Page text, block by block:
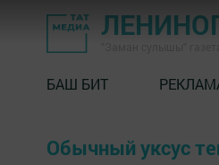
БАШ БИТ
Обычный уксус